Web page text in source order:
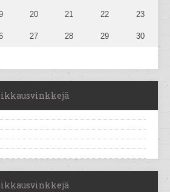
20 21 22 23
27 28 29 30